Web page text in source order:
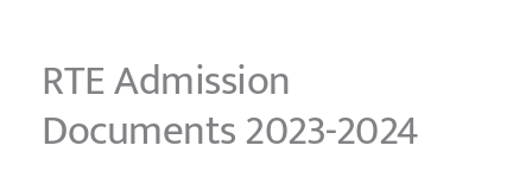
RTE Admission
Documents 2023-2024